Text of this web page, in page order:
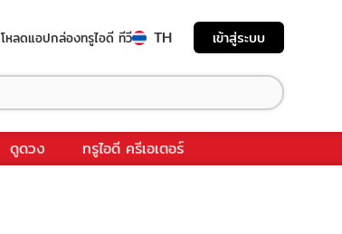
โหลดแอปกล่องทรูไอดี ทีวี TH เข้าสู่ระบบ
ดูดวง ทรูไอดี ครีเอเตอร์